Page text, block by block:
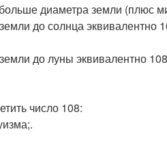
диаметра земли (плюс
до солнца
до луны эквивалентно
число 108: